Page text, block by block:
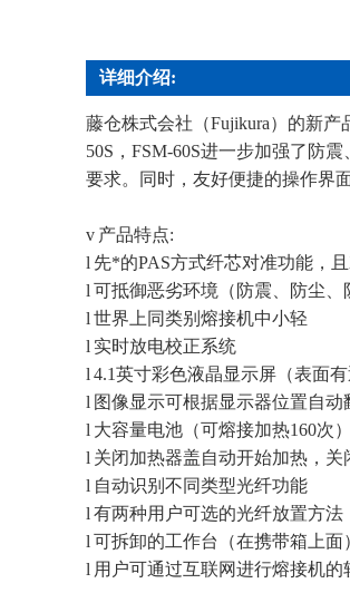
详细介绍:
藤仓株式会社（Fujikura）的新
50S，FSM-60S进一步加强了防
要求。同时，友好便捷的操作界
v 产品特点:
l 先*的PAS方式纤芯对准功能，
l 可抵御恶劣环境（防震、防尘、
l 世界上同类别熔接机中小轻
l 实时放电校正系统
l 4.1英寸彩色液晶显示屏（表面
l 图像显示可根据显示器位置自动
l 大容量电池（可熔接加热160次）
l 关闭加热器盖自动开始加热，
l 自动识别不同类型光纤功能
l 有两种用户可选的光纤放置方
l 可拆卸的工作台（在携带箱上面）
l 用户可通过互联网进行熔接机的